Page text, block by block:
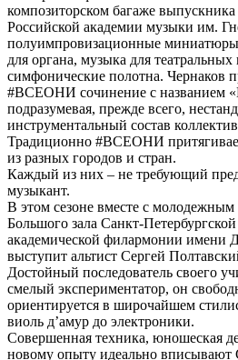
композиторском багаже выпускника
Российской академии музыки им.
полуимпровизационные
для органа, музыка для театральных
симфонические полотна. Чернаков
#ВСЕОНИ сочинение с названием
подразумевая, прежде всего,
инструментальный состав
Традиционно #ВСЕОНИ
из разных городов и стран.
Каждый из них – не требующий
музыкант.
В этом сезоне вместе с молодежным
Большого зала Санкт-Петербургской
академической филармонии имени
выступит альтист Сергей
Достойный последователь своего
смелый экспериментатор, он
ориентируется в широчайшем
виоль д’амур до электроники.
Совершенная техника, юношеская
новому опыту идеально вписывают